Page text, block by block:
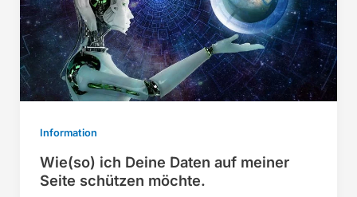
Information
Wie(so) ich Deine Daten auf meiner
Seite schützen möchte.